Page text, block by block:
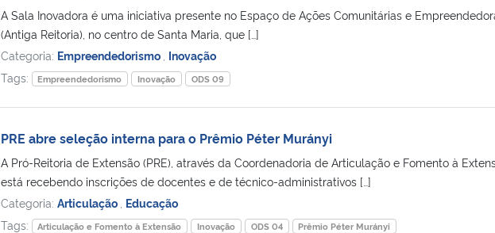
A Sala Inovadora é uma iniciativa presente no Espaço de Ações Comunitárias e
(Antiga Reitoria), no centro de Santa Maria, que […]
Categoria: Empreendedorismo Inovação
Tags:
Empreendedorismo Inovação ODS 09
PRE abre seleção interna para o Prêmio Péter Murányi
A Pró-Reitoria de Extensão (PRE), através da Coordenadoria de Articulação e Fomento à
está recebendo inscrições de docentes e de técnico-administrativos […]
Categoria: Articulação Educação
Tags:
Articulação e Fomento à Extensão Inovação ODS 04 Prêmio Péter Murányi